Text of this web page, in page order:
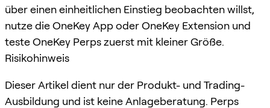
über einen einheitlichen Einstieg beobachten willst,
nutze die OneKey App oder OneKey Extension und
teste OneKey Perps zuerst mit kleiner Größe.
Risikohinweis
Dieser Artikel dient nur der Produkt- und Trading-
Ausbildung und ist keine Anlageberatung. Perps